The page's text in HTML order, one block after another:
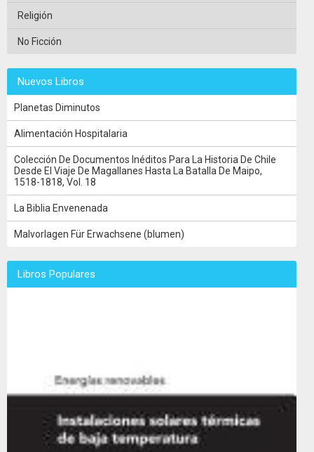
Religión
No Ficción
Nuevos Libros
Planetas Diminutos
Alimentación Hospitalaria
Colección De Documentos Inéditos Para La Historia De Chile
Desde El Viaje De Magallanes Hasta La Batalla De Maipo,
1518-1818, Vol. 18
La Biblia Envenenada
Malvorlagen Für Erwachsene (blumen)
Libros Populares